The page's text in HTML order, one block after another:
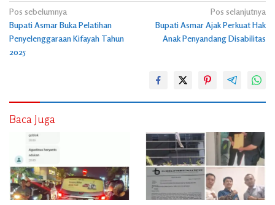
Navigasi
pos
Pos sebelumnya
Bupati Asmar Buka Pelatihan
Penyelenggaraan Kifayah Tahun
2025
Pos selanjutnya
Bupati Asmar Ajak Perkuat Hak
Anak Penyandang Disabilitas
Baca Juga